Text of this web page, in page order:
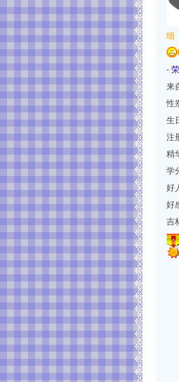
细
-
来
性
生
注
精
学
好
好
吉